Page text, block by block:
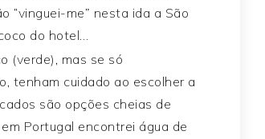
“vinguei-me” nesta ida a São
do hotel…
(verde), mas se só
tenham cuidado ao escolher a
são opções cheias de
Portugal encontrei água de